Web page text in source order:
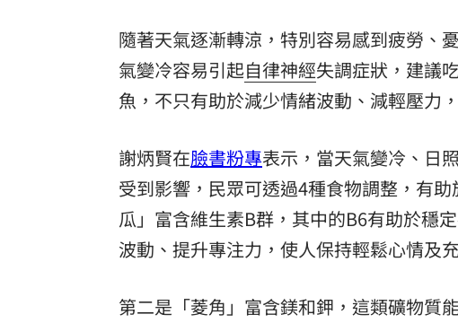
理想混蛋號召粉絲跨海追星吃美食！ 18:15
隨著天氣逐漸轉涼，特別容易感到疲勞、
氣變冷容易引起自律神經失調症狀，建議
魚，不只有助於減少情緒波動、減輕壓力
謝炳賢在臉書粉專表示，當天氣變冷、日
受到影響，民眾可透過4種食物調整，有
瓜」富含維生素B群，其中的B6有助於穩
波動、提升專注力，使人保持輕鬆心情及
第二是「菱角」富含鎂和鉀，這類礦物質